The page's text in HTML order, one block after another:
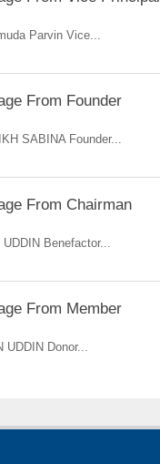
Parvin Vice...
From Founder
SABINA Founder...
From Chairman
Benefactor...
From Member
UDDIN Donor...